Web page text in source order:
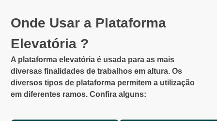
Onde Usar a Plataforma
Elevatória ?
A plataforma elevatória é usada para as mais
diversas finalidades de trabalhos em altura. Os
diversos tipos de plataforma permitem a utilização
em diferentes ramos. Confira alguns: